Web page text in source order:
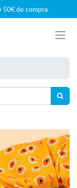
50€ de compra